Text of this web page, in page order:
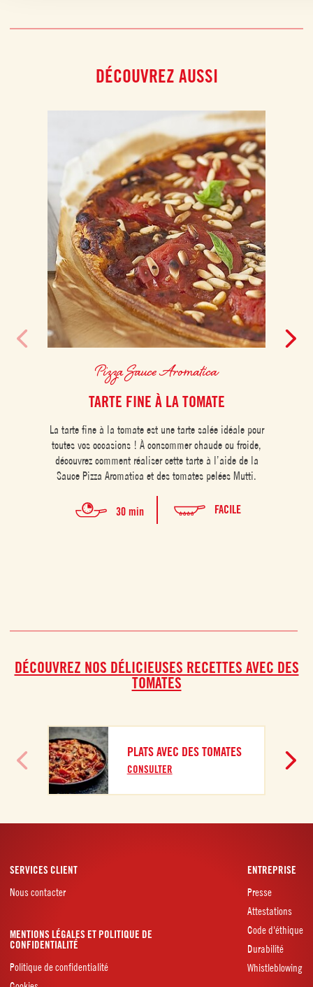
DÉCOUVREZ AUSSI
Pizza Sauce Aromatica
TARTE FINE À LA TOMATE
La tarte fine à la tomate est une tarte salée idéale pour
toutes vos occasions ! À consommer chaude ou froide,
découvrez comment réaliser cette tarte à l’aide de la
Sauce Pizza Aromatica et des tomates pelées Mutti.
30 min FACILE
DÉCOUVREZ NOS DÉLICIEUSES RECETTES AVEC DES
TOMATES
PLATS AVEC DES TOMATES
CONSULTER
SERVICES CLIENT
Nous contacter
ENTREPRISE
Presse
Attestations
Code d'éthique
Durabilité
Whistleblowing
MENTIONS LÉGALES ET POLITIQUE DE
CONFIDENTIALITÉ
Politique de confidentialité